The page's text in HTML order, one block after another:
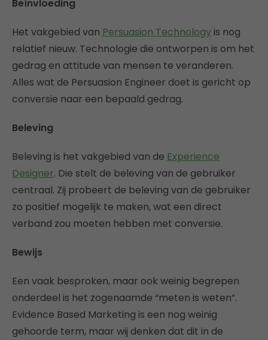
Beïnvloeding
Het vakgebied van Persuasion Technologyis nog
relatief nieuw. Technologie die ontworpen is om het
gedrag en attitude van mensen te veranderen.
Alles wat de Persuasion Engineer doet is gericht op
conversie naar een bepaald gedrag.
Beleving
Beleving is het vakgebied van de Experience
Designer. Die stelt de beleving van de gebruiker
centraal. Zij probeert de beleving van de gebruiker
zo positief mogelijk te maken, wat een direct
verband zou moeten hebben met conversie.
Bewijs
Een vaak besproken, maar ook weinig begrepen
onderdeel is het zogenaamde “meten is weten”.
Evidence Based Marketing is een nog weinig
gehoorde term, maar wij denken dat dit in de